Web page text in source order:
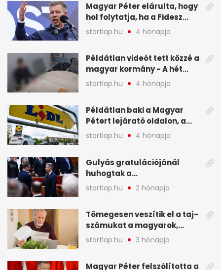
Magyar Péter elárulta, hogy
hol folytatja, ha a Fidesz
nyeri a választást - A hét
legfontosabb hírei
startlap.hu 4 hónapja
Példátlan videót tett közzé a
magyar kormány - A hét
legfontosabb hírei
képekben
startlap.hu 4 hónapja
Példátlan baki a Magyar
Pétert lejárató oldalon, a
Lidlnek azonnal lépnie
kellett - A hét legfontosabb
startlap.hu 4 hónapja
Gulyás gratulációjánál
huhogtak a
leghangosabban, miután
Magyart miniszterelnökké
legfontosabb hírei
képekben
startlap.hu 2 hónapja
Tömegesen veszítik el a taj-
számukat a magyarok,
sokak ellen eljárást indít a
NAV - A hét hírei képekben
startlap.hu 3 hónapja
Magyar Péter felszólította a